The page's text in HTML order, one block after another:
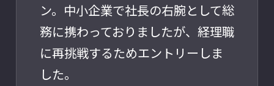
ン。中小企業で社長の右腕として総
務に携わっておりましたが、経理職
に再挑戦するためエントリーしま
した。